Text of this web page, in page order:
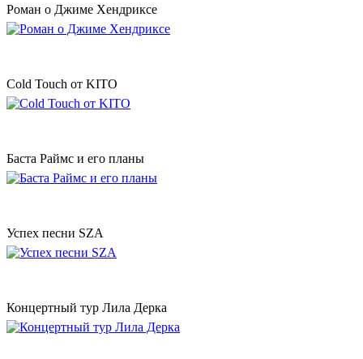
Роман о Джиме Хендриксе
Cold Touch от KITO
Баста Раймс и его планы
Успех песни SZA
Концертный тур Лила Дерка